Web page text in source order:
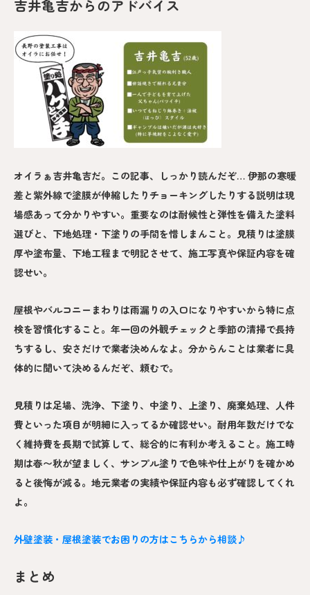
吉井亀吉からのアドバイス
オイラぁ吉井亀吉だ。この記事、しっかり読んだぞ… 伊那の寒暖
差と紫外線で塗膜が伸縮したりチョーキングしたりする説明は現
場感あって分かりやすい。重要なのは耐候性と弾性を備えた塗料
選びと、下地処理・下塗りの手間を惜しまんこと。見積りは塗膜
厚や塗布量、下地工程まで明記させて、施工写真や保証内容を確
認せい。
屋根やバルコニーまわりは雨漏りの入口になりやすいから特に点
検を習慣化すること。年一回の外観チェックと季節の清掃で長持
ちするし、安さだけで業者決めんなよ。分からんことは業者に具
体的に聞いて決めるんだぞ、頼むで。
見積りは足場、洗浄、下塗り、中塗り、上塗り、廃棄処理、人件
費といった項目が明細に入ってるか確認せい。耐用年数だけでな
く維持費を長期で試算して、総合的に有利か考えること。施工時
期は春〜秋が望ましく、サンプル塗りで色味や仕上がりを確かめ
ると後悔が減る。地元業者の実績や保証内容も必ず確認してくれ
よ。
外壁塗装・屋根塗装でお困りの方はこちらから相談♪
まとめ